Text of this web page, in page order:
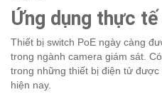
Ứng dụng thực tế
Thiết bị switch PoE ngày càng
trong ngành camera giám sát.
trong những thiết bị điện tử
hiện nay.